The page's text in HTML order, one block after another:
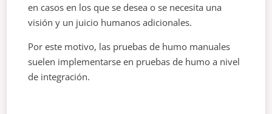
en casos en los que se desea o se necesita una
visión y un juicio humanos adicionales.
Por este motivo, las pruebas de humo manuales
suelen implementarse en pruebas de humo a nivel
de integración.